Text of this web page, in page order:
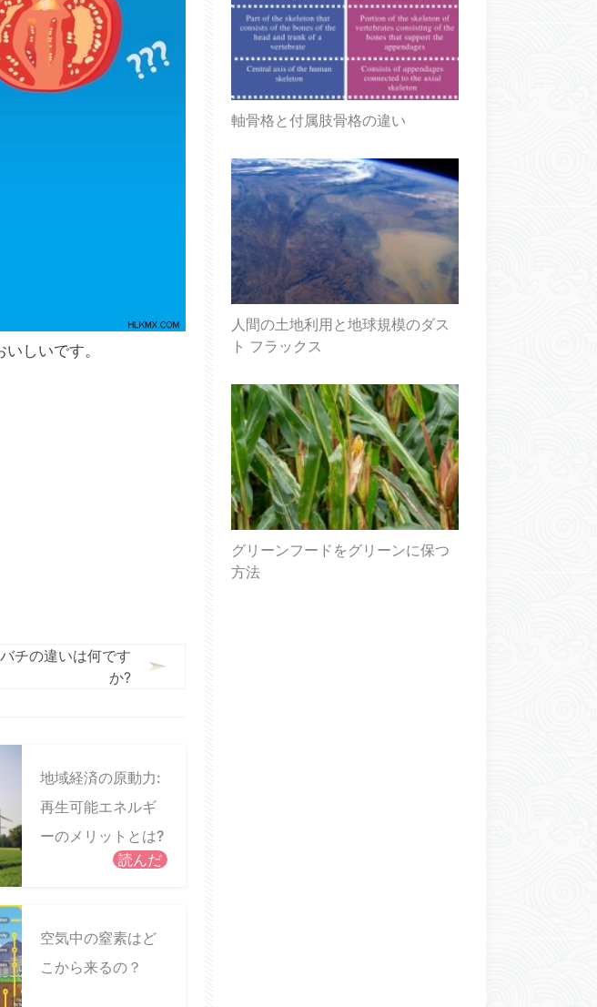
しいです。
チの違いは何です
か?
地域経済の原動力:
再生可能エネルギ
ーのメリットとは?
読んだ
空気中の窒素はど
こから来るの？
軸骨格と付属肢骨格の違い
人間の土地利用と地球規模のダス
ト フラックス
グリーンフードをグリーンに保つ
方法